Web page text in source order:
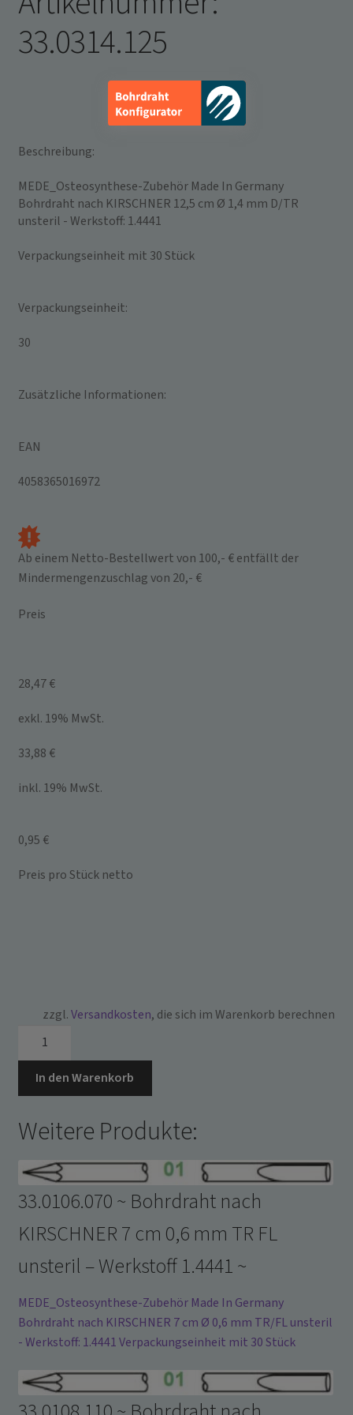
33.0314.125
Beschreibung:
MEDE_Osteosynthese-Zubehör Made In Germany
Bohrdraht nach KIRSCHNER 12,5 cm Ø 1,4 mm D/TR
unsteril - Werkstoff: 1.4441
Verpackungseinheit mit 30 Stück
Verpackungseinheit:
30
Zusätzliche Informationen:
EAN
4058365016972
Ab einem Netto-Bestellwert von 100,- € entfällt der
Mindermengenzuschlag von 20,- €
Preis
28,47 €
exkl. 19% MwSt.
33,88 €
inkl. 19% MwSt.
0,95 €
Preis pro Stück netto
zzgl.Versandkosten, die sich im Warenkorb berechnen
33.0314.125
Bohrdraht
nach
12,5
1,4
mm
D
TR
-
1.4441
~
Menge
In den Warenkorb
Weitere Produkte:
33.0106.070 ~ Bohrdraht nach
KIRSCHNER 7 cm 0,6 mm TR FL
unsteril – Werkstoff 1.4441 ~
MEDE_Osteosynthese-Zubehör Made In Germany
Bohrdraht nach KIRSCHNER 7 cm Ø 0,6 mm TR/FL unsteril
- Werkstoff: 1.4441 Verpackungseinheit mit 30 Stück